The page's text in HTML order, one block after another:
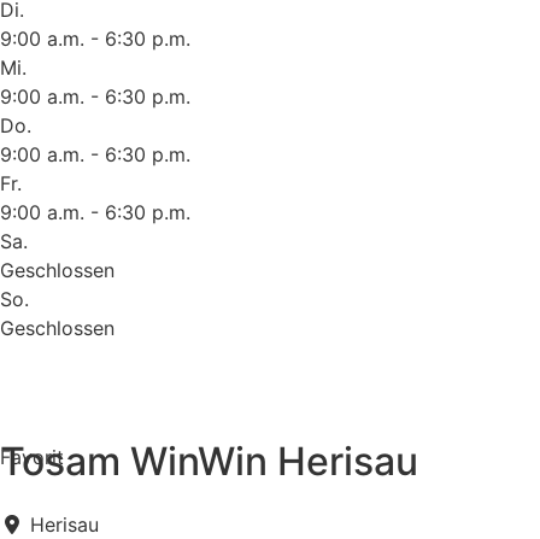
Di.
9:00 a.m. - 6:30 p.m.
Mi.
9:00 a.m. - 6:30 p.m.
Do.
9:00 a.m. - 6:30 p.m.
Fr.
9:00 a.m. - 6:30 p.m.
Sa.
Geschlossen
So.
Geschlossen
Favorit
Tosam WinWin Herisau
Herisau